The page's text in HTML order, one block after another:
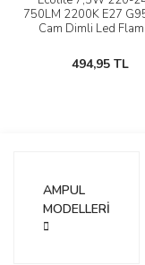
750LM 2200K E27
Cam Dimli Led
494,95 TL
AMPUL
MODELLERİ